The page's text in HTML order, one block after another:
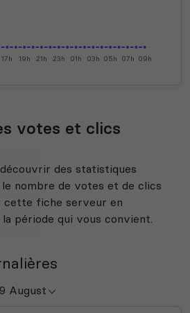
17h 19h 21h 23h 01h 03h 05h 07h 09h
votes et clics
des statistiques
nombre de votes et de clics
cette fiche serveur en
période qui vous convient.